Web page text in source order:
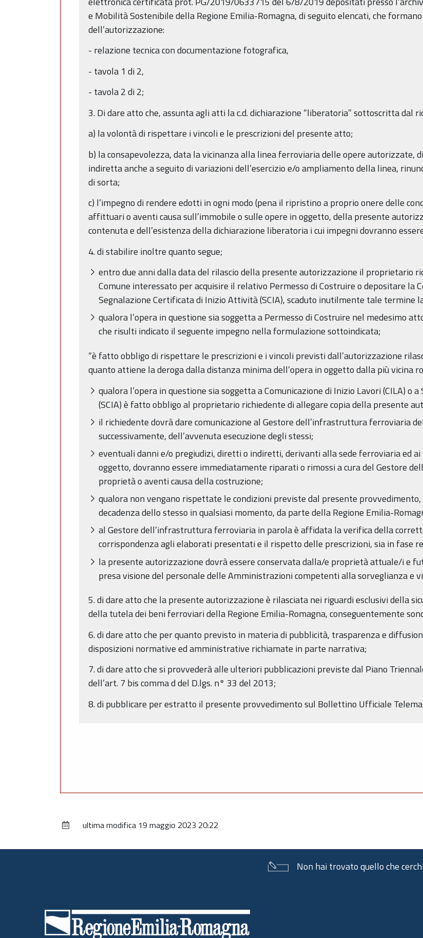
e Mobilità Sostenibile della Regione Emilia-Romagna, di seguito elencati, che
dell’autorizzazione:
- relazione tecnica con documentazione fotografica,
- tavola 1 di 2,
- tavola 2 di 2;
3. Di dare atto che, assunta agli atti la c.d. dichiarazione “liberatoria” sottoscritta dal
a) la volontà di rispettare i vincoli e le prescrizioni del presente atto;
b) la consapevolezza, data la vicinanza alla linea ferroviaria delle opere autorizzate,
indiretta anche a seguito di variazioni dell’esercizio e/o ampliamento della linea,
di sorta;
c) l’impegno di rendere edotti in ogni modo (pena il ripristino a proprio onere delle
affittuari o aventi causa sull’immobile o sulle opere in oggetto, della presente
contenuta e dell’esistenza della dichiarazione liberatoria i cui impegni dovranno
4. di stabilire inoltre quanto segue;
entro due anni dalla data del rilascio della presente autorizzazione il proprietario
Comune interessato per acquisire il relativo Permesso di Costruire o depositare la
Segnalazione Certificata di Inizio Attività (SCIA), scaduto inutilmente tale termine
qualora l’opera in questione sia soggetta a Permesso di Costruire nel medesimo
che risulti indicato il seguente impegno nella formulazione sottoindicata;
“è fatto obbligo di rispettare le prescrizioni e i vincoli previsti dall’autorizzazione
quanto attiene la deroga dalla distanza minima dell’opera in oggetto dalla più vicina
qualora l’opera in questione sia soggetta a Comunicazione di Inizio Lavori (CILA)
(SCIA) è fatto obbligo al proprietario richiedente di allegare copia della presente
il richiedente dovrà dare comunicazione al Gestore dell’infrastruttura ferroviaria
successivamente, dell’avvenuta esecuzione degli stessi;
eventuali danni e/o pregiudizi, diretti o indiretti, derivanti alla sede ferroviaria ed ai
oggetto, dovranno essere immediatamente riparati o rimossi a cura del Gestore
proprietà o aventi causa della costruzione;
qualora non vengano rispettate le condizioni previste dal presente
decadenza dello stesso in qualsiasi momento, da parte della Regione Emilia-
al Gestore dell’infrastruttura ferroviaria in parola è affidata la verifica della
corrispondenza agli elaborati presentati e il rispetto delle prescrizioni, sia in fase
la presente autorizzazione dovrà essere conservata dalla/e proprietà attuale/i e
presa visione del personale delle Amministrazioni competenti alla sorveglianza e
5. di dare atto che la presente autorizzazione è rilasciata nei riguardi esclusivi della
della tutela dei beni ferroviari della Regione Emilia-Romagna, conseguentemente
6. di dare atto che per quanto previsto in materia di pubblicità, trasparenza e
disposizioni normative ed amministrative richiamate in parte narrativa;
7. di dare atto che si provvederà alle ulteriori pubblicazioni previste dal Piano
dell’art. 7 bis comma d del D.lgs. n° 33 del 2013;
8. di pubblicare per estratto il presente provvedimento sul Bollettino Ufficiale
ultima modifica 19 maggio 2023 20:22
Non hai trovato quello che